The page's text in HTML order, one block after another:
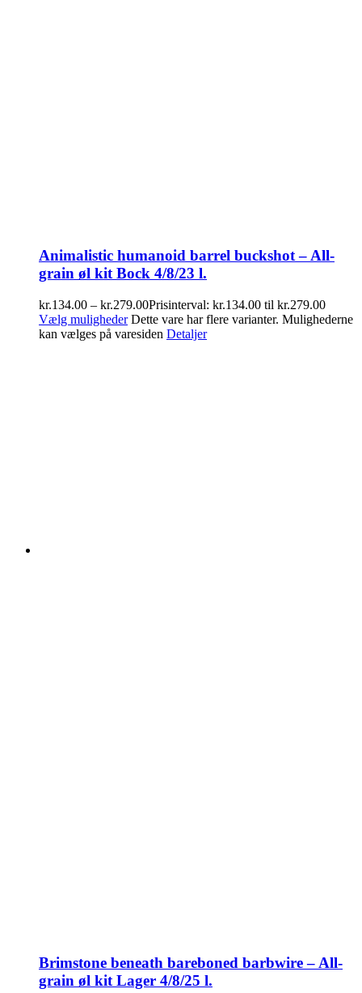
Animalistic humanoid barrel buckshot – All-
grain øl kit Bock 4/8/23 l.
kr.134.00 – kr.279.00Prisinterval: kr.134.00 til kr.279.00
Vælg muligheder Dette vare har flere varianter. Mulighederne
kan vælges på varesiden Detaljer
Brimstone beneath bareboned barbwire – All-
grain øl kit Lager 4/8/25 l.